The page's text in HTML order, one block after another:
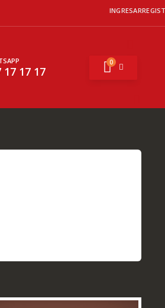
INGRESAR
Mi cesta
0
17 17 17